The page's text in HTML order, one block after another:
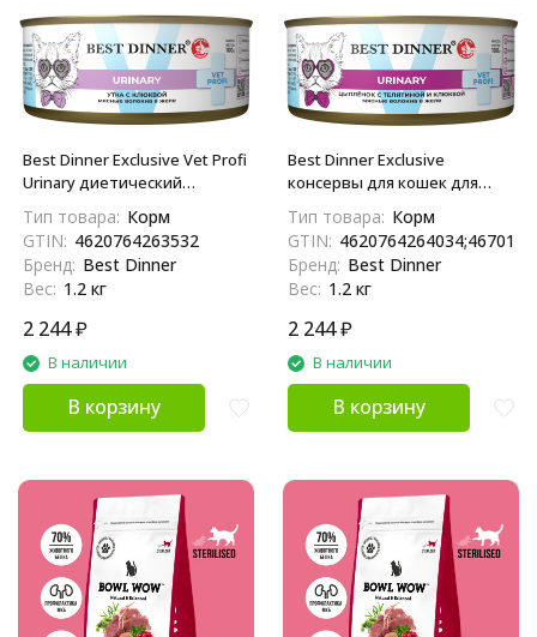
Best Dinner Exclusive Vet Profi
Urinary диетический
кошек для профилатки
мочекаменной болезни, с
уткой и клюквой, в
консервах - 100 г х 12 шт
Тип товара: Корм
GTIN: 4620764263532
Бренд: Best Dinner
Вес: 1.2 кг
2 244₽
В наличии
В корзину
Best Dinner Exclusive
консервы для кошек для
цыпленком, телятиной и
клюквой - 100 г х 12 шт
Тип товара: Корм
GTIN:
Бренд: Best Dinner
Вес: 1.2 кг
2 244₽
В наличии
В корзину